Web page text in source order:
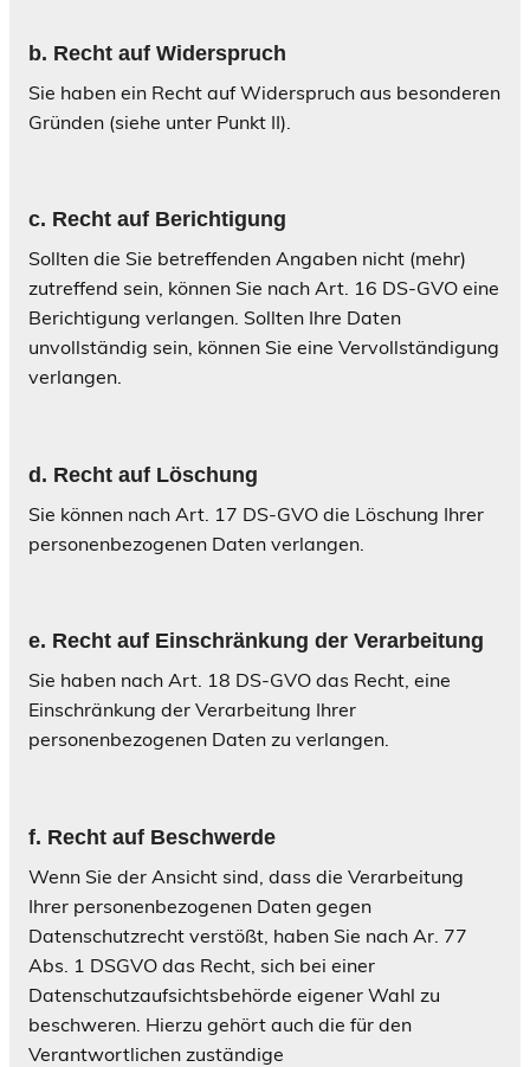
b. Recht auf Widerspruch
Sie haben ein Recht auf Widerspruch aus besonderen
Gründen (siehe unter Punkt II).
c. Recht auf Berichtigung
Sollten die Sie betreffenden Angaben nicht (mehr)
zutreffend sein, können Sie nach Art. 16 DS-GVO eine
Berichtigung verlangen. Sollten Ihre Daten
unvollständig sein, können Sie eine Vervollständigung
verlangen.
d. Recht auf Löschung
Sie können nach Art. 17 DS-GVO die Löschung Ihrer
personenbezogenen Daten verlangen.
e. Recht auf Einschränkung der Verarbeitung
Sie haben nach Art. 18 DS-GVO das Recht, eine
Einschränkung der Verarbeitung Ihrer
personenbezogenen Daten zu verlangen.
f. Recht auf Beschwerde
Wenn Sie der Ansicht sind, dass die Verarbeitung
Ihrer personenbezogenen Daten gegen
Datenschutzrecht verstößt, haben Sie nach Ar. 77
Abs. 1 DSGVO das Recht, sich bei einer
Datenschutzaufsichtsbehörde eigener Wahl zu
beschweren. Hierzu gehört auch die für den
Verantwortlichen zuständige